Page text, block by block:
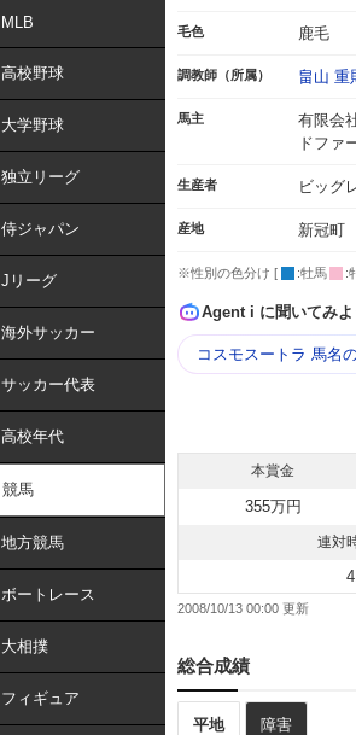
MLB
高校野球
大学野球
独立リーグ
侍ジャパン
Jリーグ
海外サッカー
サッカー代表
高校年代
競馬
地方競馬
ボートレース
大相撲
フィギュア
毛色 鹿毛
調教師（所属） 畠山 重
馬主
有限会
ドファ
生産者 ビッグ
産地 新冠町
※性別の色分け [ :牡馬 :
Agent i に聞いてみよ
コスモスートラ 馬名
本賞金
355万円
連対
2008/10/13 00:00
総合成績
平地 障害